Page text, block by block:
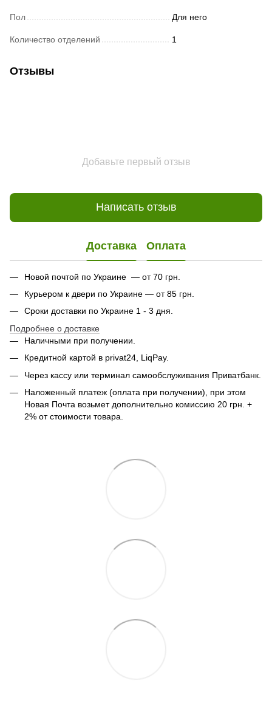
Пол Для него
Количество отделений 1
Отзывы
Добавьте первый отзыв
Написать отзыв
Доставка Оплата
Новой почтой по Украине — от 70 грн.
Курьером к двери по Украине — от 85 грн.
Сроки доставки по Украине 1 - 3 дня.
Подробнее о доставке
Наличными при получении.
Кредитной картой в privat24, LiqPay.
Через кассу или терминал самообслуживания Приватбанк.
Наложенный платеж (оплата при получении), при этом
Новая Почта возьмет дополнительно комиссию 20 грн. +
2% от стоимости товара.